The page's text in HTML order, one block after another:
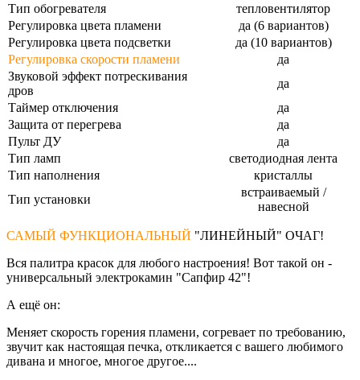
Тип обогревателя
тепловентилятор
Регулировка цвета пламени
да (6 вариантов)
Регулировка цвета подсветки
да (10 вариантов)
Регулировка скорости пламени
да
Звуковой эффект потрескивания
дров
да
Таймер отключения
да
Защита от перегрева
да
Пульт ДУ
да
Тип ламп
светодиодная лента
Тип наполнения
кристаллы
Тип установки
встраиваемый /
навесной
САМЫЙ ФУНКЦИОНАЛЬНЫЙ "ЛИНЕЙНЫЙ" ОЧАГ!
Вся палитра красок для любого настроения! Вот такой он -
универсальный электрокамин "Сапфир 42"!
А ещё он:
Меняет скорость горения пламени, согревает по требованию,
звучит как настоящая печка, откликается с вашего любимого
дивана и многое, многое другое....